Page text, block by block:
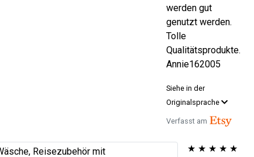
werden gut
genutzt werden.
Tolle
Qualitätsprodukte.
Annie162005
Siehe in der
Originalsprache
Verfasst am
★ ★ ★ ★ ★